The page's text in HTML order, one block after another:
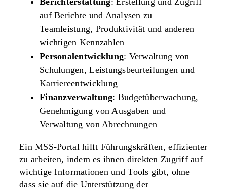
auf Berichte und Analysen zu
Teamleistung, Produktivität und anderen
wichtigen Kennzahlen
Personalentwicklung: Verwaltung von
Schulungen, Leistungsbeurteilungen und
Karriereentwicklung
Finanzverwaltung: Budgetüberwachung,
Genehmigung von Ausgaben und
Verwaltung von Abrechnungen
Ein MSS-Portal hilft Führungskräften, effizienter
zu arbeiten, indem es ihnen direkten Zugriff auf
wichtige Informationen und Tools gibt, ohne
dass sie auf die Unterstützung der